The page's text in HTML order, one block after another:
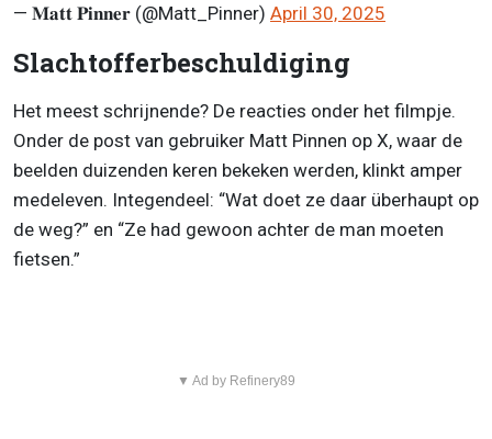
— 𝐌𝐚𝐭𝐭 𝐏𝐢𝐧𝐧𝐞𝐫 (@Matt_Pinner) April 30, 2025
Slachtofferbeschuldiging
Het meest schrijnende? De reacties onder het filmpje.
Onder de post van gebruiker Matt Pinnen op X, waar de
beelden duizenden keren bekeken werden, klinkt amper
medeleven. Integendeel: “Wat doet ze daar überhaupt op
de weg?” en “Ze had gewoon achter de man moeten
fietsen.”
▼ Ad by Refinery89